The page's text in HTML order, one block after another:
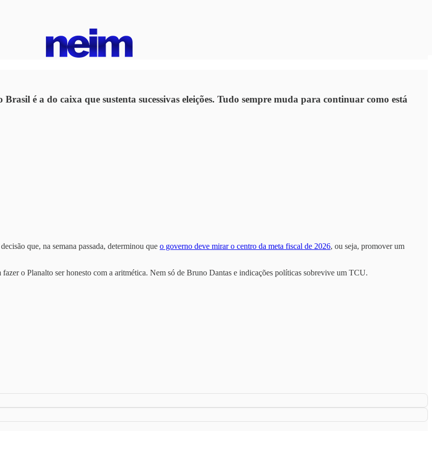
é a do caixa que sustenta sucessivas eleições. Tudo sempre muda para continuar como está
que, na semana passada, determinou que o governo deve mirar o centro da meta fiscal de 2026, ou seja, promover um
o Planalto ser honesto com a aritmética. Nem só de Bruno Dantas e indicações políticas sobrevive um TCU.